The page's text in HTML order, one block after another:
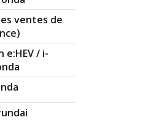
ventes de
e:HEV / i-